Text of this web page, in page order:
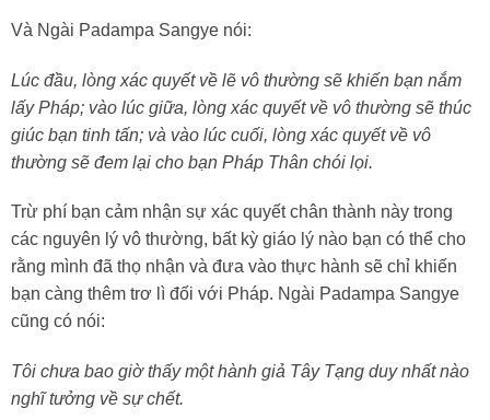
Và Ngài Padampa Sangye nói:
Lúc đầu, lòng xác quyết về lẽ vô thường sẽ khiến bạn nắm
lấy Pháp; vào lúc giữa, lòng xác quyết về vô thường sẽ thúc
giúc bạn tinh tấn; và vào lúc cuối, lòng xác quyết về vô
thường sẽ đem lại cho bạn Pháp Thân chói lọi.
Trừ phí bạn cảm nhận sự xác quyết chân thành này trong
các nguyên lý vô thường, bất kỳ giáo lý nào bạn có thể cho
rằng mình đã thọ nhận và đưa vào thực hành sẽ chỉ khiến
bạn càng thêm trơ lì đối với Pháp. Ngài Padampa Sangye
cũng có nói:
Tôi chưa bao giờ thấy một hành giả Tây Tạng duy nhất nào
nghĩ tưởng về sự chết.